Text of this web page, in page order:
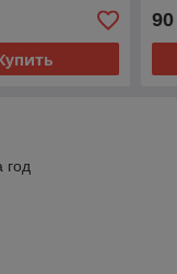
90
год